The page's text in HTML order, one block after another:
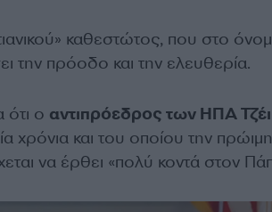
καθεστώτος, που στο
την πρόοδο και την ελευθερία.
ο αντιπρόεδρος των ΗΠΑ Τζέι
χρόνια και του οποίου την πρώιμη
να έρθει «πολύ κοντά στον